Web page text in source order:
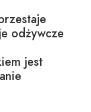
odżywcze
jest